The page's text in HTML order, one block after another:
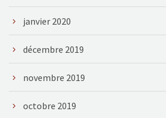
janvier 2020
décembre 2019
novembre 2019
octobre 2019